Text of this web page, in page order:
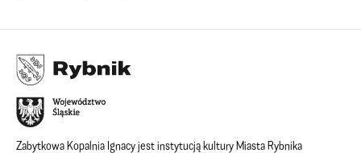
Zabytkowa Kopalnia Ignacy jest instytucją kultury Miasta Rybnika